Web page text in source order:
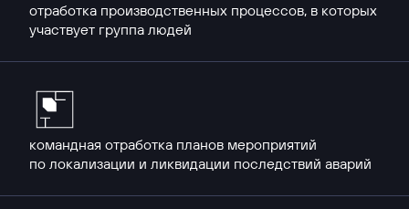
отработка производственных процессов, в которых
участвует группа людей
командная отработка планов мероприятий
по локализации и ликвидации последствий аварий